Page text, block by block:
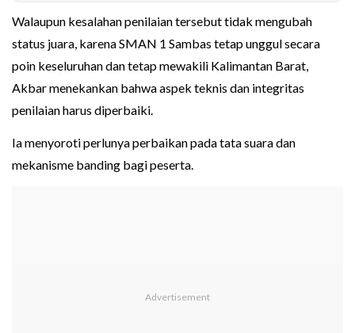
Walaupun kesalahan penilaian tersebut tidak mengubah
status juara, karena SMAN 1 Sambas tetap unggul secara
poin keseluruhan dan tetap mewakili Kalimantan Barat,
Akbar menekankan bahwa aspek teknis dan integritas
penilaian harus diperbaiki.
Ia menyoroti perlunya perbaikan pada tata suara dan
mekanisme banding bagi peserta.